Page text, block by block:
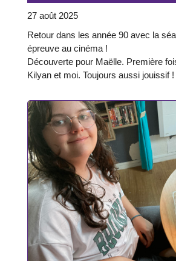
27 août 2025
Retour dans les année 90 avec la
épreuve au cinéma !
Découverte pour Maëlle. Première
Kilyan et moi. Toujours aussi jouissif !